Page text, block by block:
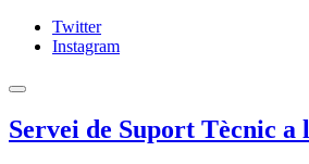
Twitter
Instagram
Servei de Suport Tècnic a